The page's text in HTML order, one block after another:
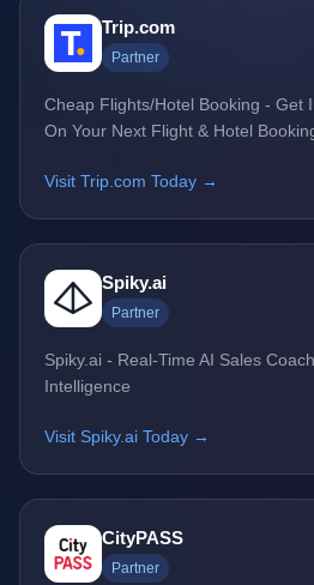
Trip.com
Partner
Cheap Flights/Hotel Booking - Get
On Your Next Flight & Hotel
Visit Trip.com Today →
Spiky.ai
Partner
Spiky.ai - Real-Time AI Sales
Intelligence
Visit Spiky.ai Today →
CityPASS
Partner